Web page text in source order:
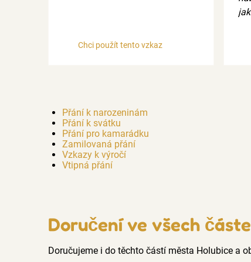
Chci použít tento vzkaz
Přání k narozeninám
Přání k svátku
Přání pro kamarádku
Zamilovaná přání
Vzkazy k výročí
Vtipná přání
Doručení ve všech
Doručujeme i do těchto částí města Holubice a